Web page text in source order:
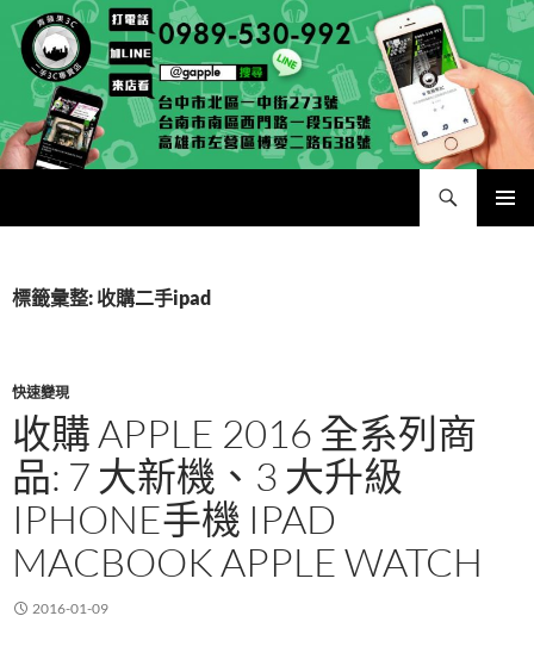
至
內
容
標籤彙整: 收購二手ipad
快速變現
收購 APPLE 2016 全系列商
品: 7 大新機、3 大升級
IPHONE手機 IPAD
MACBOOK APPLE WATCH
2016-01-09